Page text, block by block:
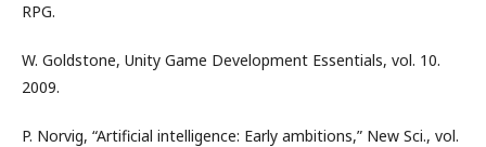
RPG.
W. Goldstone, Unity Game Development Essentials, vol. 10.
2009.
P. Norvig, “Artificial intelligence: Early ambitions,” New Sci., vol.